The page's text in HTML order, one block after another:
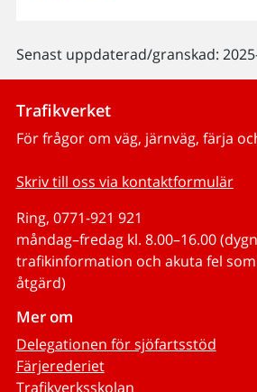
Senast uppdaterad/granskad:
Trafikverket
För frågor om väg, järnväg, färja
Skriv till oss via kontaktformulär
Ring, 0771-921 921
måndag–fredag kl. 8.00–16.00
trafikinformation och akuta fel
åtgärd)
Mer om
Delegationen för sjöfartsstöd
Färjerederiet
Trafikverksskolan